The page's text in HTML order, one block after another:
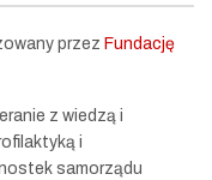
przez Fundację
z wiedzą i
i
samorządu